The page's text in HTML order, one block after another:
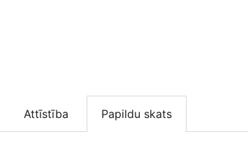
Attīstība Papildu skats